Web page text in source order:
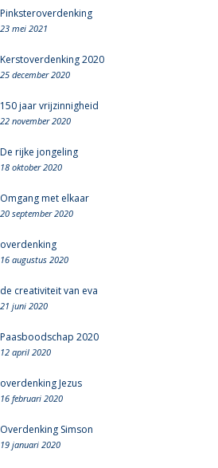
Pinksteroverdenking
23 mei 2021
Kerstoverdenking 2020
25 december 2020
150 jaar vrijzinnigheid
22 november 2020
De rijke jongeling
18 oktober 2020
Omgang met elkaar
20 september 2020
overdenking
16 augustus 2020
de creativiteit van eva
21 juni 2020
Paasboodschap 2020
12 april 2020
overdenking Jezus
16 februari 2020
Overdenking Simson
19 januari 2020